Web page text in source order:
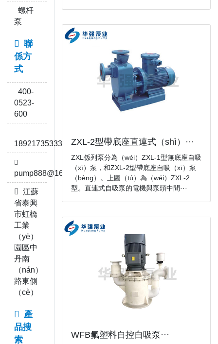
螺杆
泵
聯
係方
式
400-
0523-
600
18921735333
pump888@163.com
江蘇
省泰興
市虹橋
工業
（yè）
園區中
丹南
（nán）
路東側
（cè）
產
品搜
索
ZXL-2型帶底座直連式（shì）···
ZXL係列泵分為（wéi）ZXL-1型無底座自吸
（xī）泵，和ZXL-2型帶底座自吸（xī）泵
（bèng）。上圖（tú）為（wéi）ZXL-2
型。直連式自吸泵的電機與泵頭中間···
WFB氟塑料自控自吸泵···